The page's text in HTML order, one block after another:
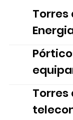
Torres
Torres